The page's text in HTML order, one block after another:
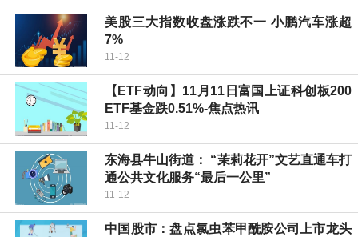
美股三大指数收盘涨跌不一 小鹏汽车涨超
7%
11-12
【ETF动向】11月11日富国上证科创板200
ETF基金跌0.51%-焦点热讯
11-12
东海县牛山街道： “茉莉花开”文艺直通车打
通公共文化服务“最后一公里”
11-12
中国股市：盘点氯虫苯甲酰胺公司上市龙头